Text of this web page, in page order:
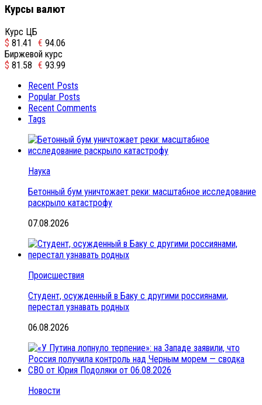
Курсы валют
Курс ЦБ
$ 81.41 € 94.06
Биржевой курс
$ 81.58 € 93.99
Recent Posts
Popular Posts
Recent Comments
Tags
Наука
Бетонный бум уничтожает реки: масштабное исследование
раскрыло катастрофу
07.08.2026
Происшествия
Студент, осужденный в Баку с другими россиянами,
перестал узнавать родных
06.08.2026
Новости